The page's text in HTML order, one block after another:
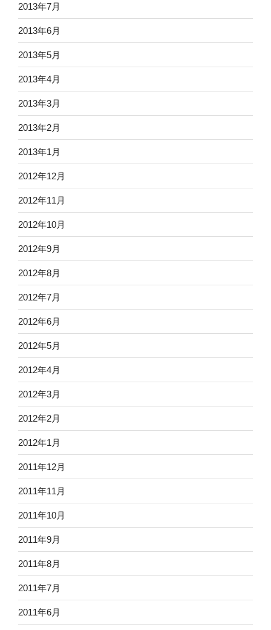
2013年7月
2013年6月
2013年5月
2013年4月
2013年3月
2013年2月
2013年1月
2012年12月
2012年11月
2012年10月
2012年9月
2012年8月
2012年7月
2012年6月
2012年5月
2012年4月
2012年3月
2012年2月
2012年1月
2011年12月
2011年11月
2011年10月
2011年9月
2011年8月
2011年7月
2011年6月